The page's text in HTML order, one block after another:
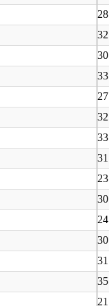
28
32
30
33
27
32
33
31
23
30
24
30
31
35
21